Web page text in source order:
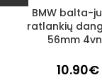
BMW balta-
ratlankių
56mm
10.90€